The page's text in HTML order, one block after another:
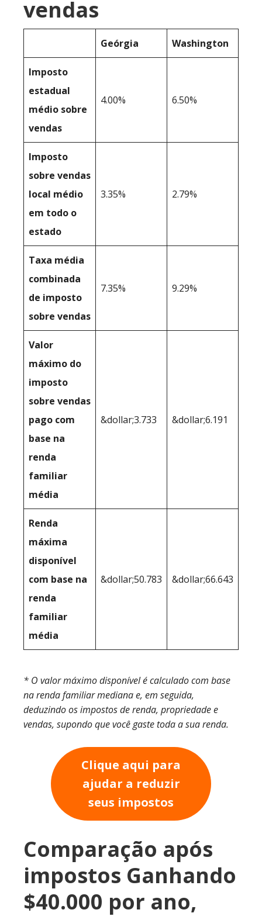
vendas
Geórgia Washington
Imposto
estadual
médio sobre
vendas
4.00% 6.50%
Imposto
sobre vendas
local médio
em todo o
estado
3.35% 2.79%
Taxa média
combinada
de imposto
sobre vendas
7.35% 9.29%
Valor
máximo do
imposto
sobre vendas
pago com
base na
renda
familiar
média
&dollar;3.733 &dollar;6.191
Renda
máxima
disponível
com base na
renda
familiar
média
&dollar;50.783 &dollar;66.643
* O valor máximo disponível é calculado com base
na renda familiar mediana e, em seguida,
deduzindo os impostos de renda, propriedade e
vendas, supondo que você gaste toda a sua renda.
Clique aqui para
ajudar a reduzir
seus impostos
Comparação após
impostos Ganhando
$40.000 por ano,